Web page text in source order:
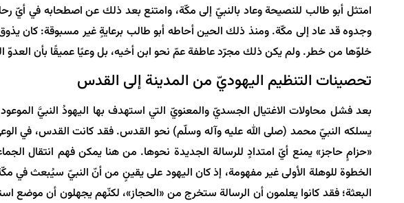
امتثل أبو طالب للنصيحة وعاد بالنبيّ إلى مكّة، وامتنع بعد ذلك عن اصطحابه في أيّ
وجدوه قد عاد إلى مكّة. ومنذ ذلك الحين أحاطه أبو طالب برعايةٍ غير مسبوقة: كان
خلوّها من خطر. ولم يكن ذلك مجرّد عاطفة عمّ نحو ابن أخيه، بل وعيًا عميقًا بأن العدوّ
تحصينات التنظيم اليهوديّ من المدينة إلى القدس
بعد فشل محاولات الاغتيال الجسديّ والمعنويّ التي استهدف بها اليهودُ النبيَّ
يسلكه النبيّ محمد (صلى الله عليه وآله وسلّم) نحو القدس. فقد كانت القدس، في
«حزامٍ حاجز» يمنع أيّ امتدادٍ للرسالة الجديدة نحوها. من هنا يمكن فهم انتقال
الخطوة للوهلة الأولى غير مفهومة، إذ كان اليهود على يقينٍ من أنّ النبيّ سيُبعث في
البعثة؛ فقد كانوا يعلمون أن الرسالة ستخرج من «الحجاز»، لكنّهم يجهلون أن موضع